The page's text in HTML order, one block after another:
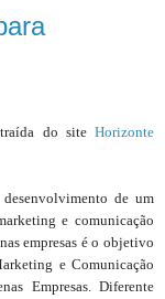
do site Horizonte
de um
e comunicação
empresas é o objetivo
e Comunicação
Empresas. Diferente